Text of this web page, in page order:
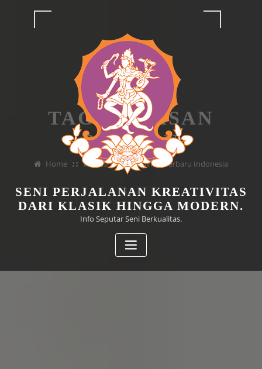
SENI PERJALANAN KREATIVITAS
DARI KLASIK HINGGA MODERN.
Info Seputar Seni Berkualitas.
TAG GAGASAN
BRILIAN
Home Inovasi dan Kreativitas Terbaru Indonesia